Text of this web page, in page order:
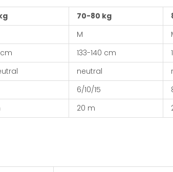
70-80 kg
M
cm 133-140 cm
neutral
6/10/15
20 m